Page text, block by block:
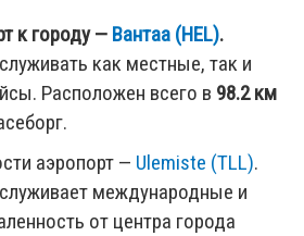
к городу — Вантаа (HEL).
как местные, так и
Расположен всего в 98.2 км
аэропорт — Ulemiste (TLL).
международные и
от центра города